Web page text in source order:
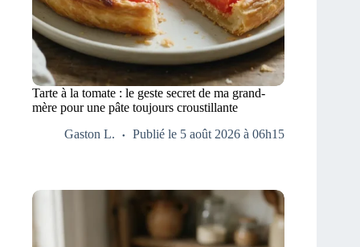
Tarte à la tomate : le geste secret de ma grand-
mère pour une pâte toujours croustillante
Gaston L.
Publié le 5 août 2026 à 06h15